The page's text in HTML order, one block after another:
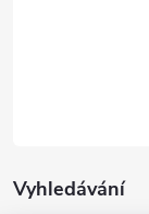
Vyhledávání